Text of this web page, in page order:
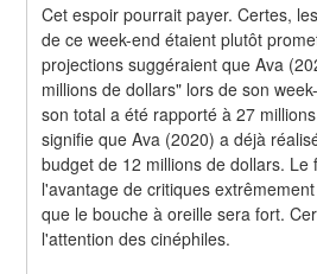
Cet espoir pourrait payer. Certes,
de ce week-end étaient plutôt
projections suggéraient que Ava
millions de dollars" lors de son
son total a été rapporté à 27
signifie que Ava (2020) a déjà
budget de 12 millions de dollars. Le
l'avantage de critiques
que le bouche à oreille sera fort.
l'attention des cinéphiles.